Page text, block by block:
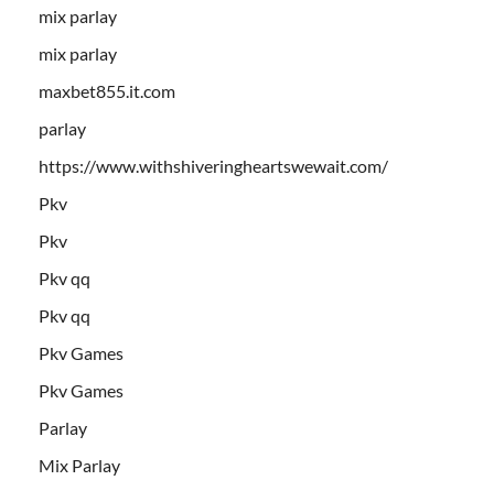
mix parlay
mix parlay
maxbet855.it.com
parlay
https://www.withshiveringheartswewait.com/
Pkv
Pkv
Pkv qq
Pkv qq
Pkv Games
Pkv Games
Parlay
Mix Parlay